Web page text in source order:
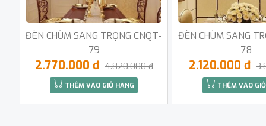
ĐÈN CHÙM SANG TRỌNG CNQT-
79
2.770.000 đ 4.820.000 đ
THÊM VÀO GIỎ HÀNG
ĐÈN CHÙM SANG
78
2.120.000 đ
THÊM VÀO